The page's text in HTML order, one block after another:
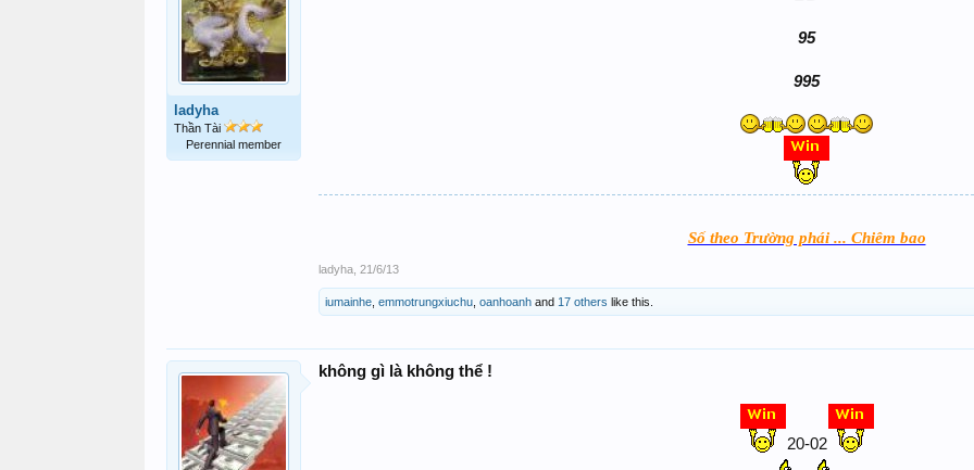
ladyha
Thần Tài
Perennial member
95
995
Số theo Trường phái ... Chiêm bao
ladyha 21/6/13
iumainhe emmotrungxiuchu oanhoanh and 17 others like this.
không gì là không thể !
20-02